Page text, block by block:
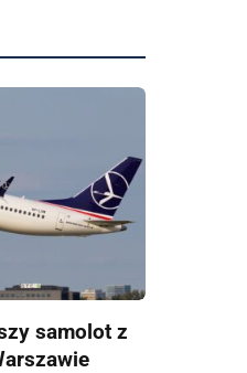
samolot z